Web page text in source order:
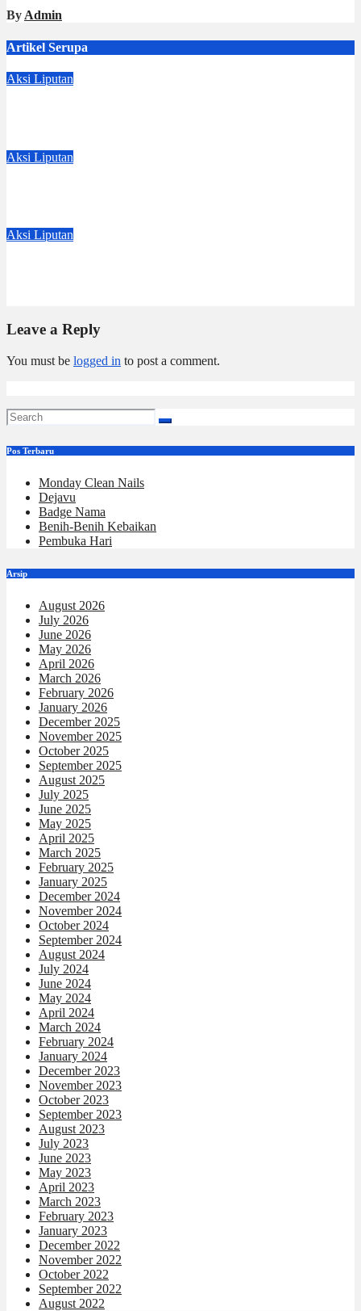
ByAdmin
Artikel Serupa
Aksi Liputan
Aksi Liputan
Aksi Liputan
Leave a Reply
You must be logged in to post a comment.
Pos Terbaru
Monday Clean Nails
Dejavu
Badge Nama
Benih-Benih Kebaikan
Pembuka Hari
Arsip
August 2026
July 2026
June 2026
May 2026
April 2026
March 2026
February 2026
January 2026
December 2025
November 2025
October 2025
September 2025
August 2025
July 2025
June 2025
May 2025
April 2025
March 2025
February 2025
January 2025
December 2024
November 2024
October 2024
September 2024
August 2024
July 2024
June 2024
May 2024
April 2024
March 2024
February 2024
January 2024
December 2023
November 2023
October 2023
September 2023
August 2023
July 2023
June 2023
May 2023
April 2023
March 2023
February 2023
January 2023
December 2022
November 2022
October 2022
September 2022
August 2022